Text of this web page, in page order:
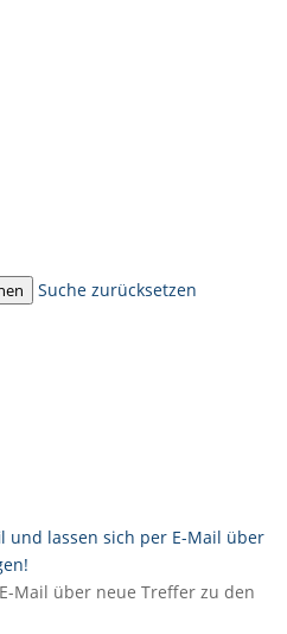
Suche zurücksetzen
und lassen sich per E-Mail über
Mail über neue Treffer zu den